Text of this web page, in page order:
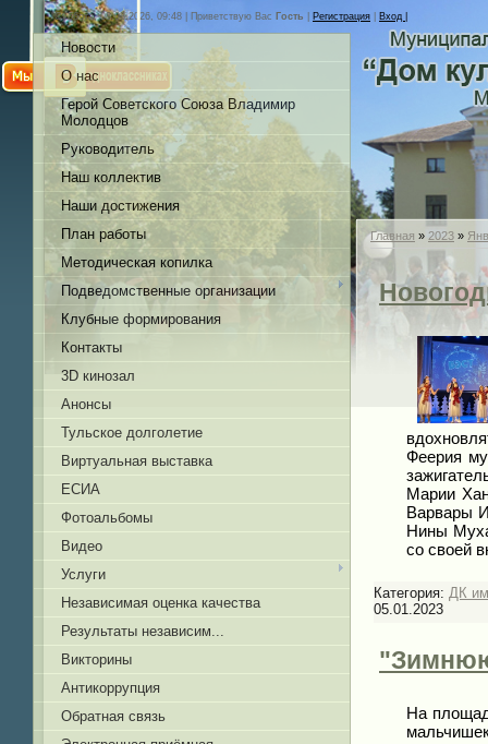
Суббота, 08.08.2026, 09:48 | Приветствую Вас Гость Регистрация Вход |
Новости
О нас
Герой Советского Союза Владимир
Молодцов
Руководитель
Наш коллектив
Наши достижения
План работы
Методическая копилка
Подведомственные организации
Клубные формирования
Контакты
3D кинозал
Анонсы
Тульское долголетие
Виртуальная выставка
ЕСИА
Фотоальбомы
Видео
Услуги
Независимая оценка качества
Результаты независим...
Викторины
Антикоррупция
Обратная связь
Главная » 2023 »
Феерия
Марии
Варвары
Нины
со своей
Категория: ДК
05.01.2023
На